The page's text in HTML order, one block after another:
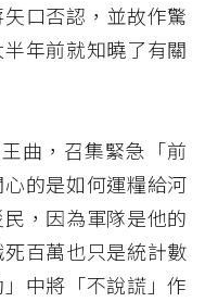
口否認，並故作驚
年前就知曉了有關
曲，召集緊急「前
的是如何運糧給河
，因為軍隊是他的
百萬也只是統計數
中將「不說謊」作